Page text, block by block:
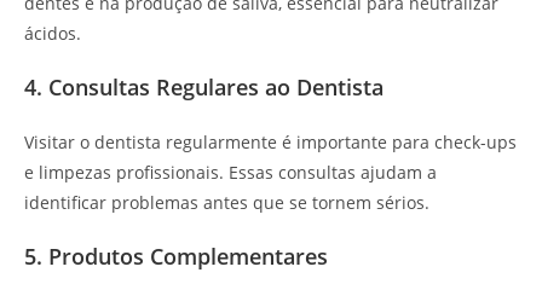
ácidos.
4. Consultas Regulares ao Dentista
Visitar o dentista regularmente é importante para check-ups
e limpezas profissionais. Essas consultas ajudam a
identificar problemas antes que se tornem sérios.
5. Produtos Complementares